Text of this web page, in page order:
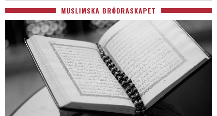
MUSLIMSKA BRÖDRASKAPET